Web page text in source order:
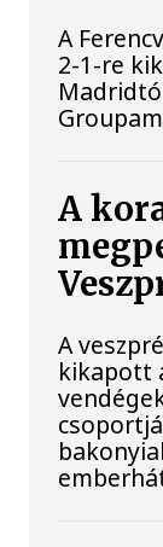
A
2-1-re
A
A
kikapott